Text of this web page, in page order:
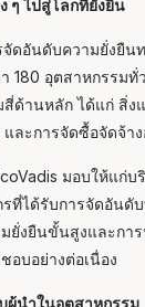
ๆ ไปสู่โลกที่ยั่งยืน
จัดอันดับความยั่งยืน
180 อุตสาหกรรมทั่
ด้านหลัก ได้แก่ สิ่ง
ละการจัดซื้อจัดจ้าง
มอบให้แก่
ที่ได้รับการจัดอันดั
ยั่งยืนขั้นสูงและกา
อบอย่างต่อเนื่อง
ผู้นำในอุตสาหกรรม